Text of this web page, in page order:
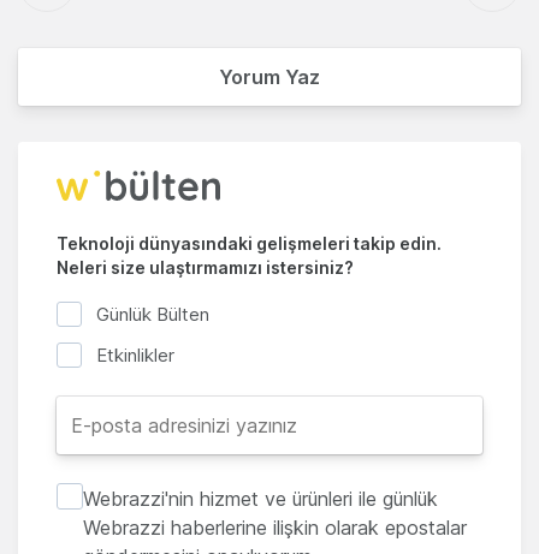
Yorum Yaz
Teknoloji dünyasındaki gelişmeleri takip edin.
Neleri size ulaştırmamızı istersiniz?
Günlük Bülten
Etkinlikler
Webrazzi'nin hizmet ve ürünleri ile günlük
Webrazzi haberlerine ilişkin olarak epostalar